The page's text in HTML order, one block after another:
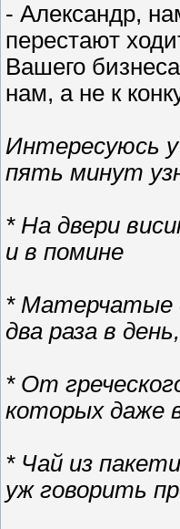
- Александр,
перестают
Вашего
нам, а не к
Интересуюсь
пять минут
* На двери
и в помине
* Матерчатые
два раза в
* От
которых даже
* Чай из
уж говорить